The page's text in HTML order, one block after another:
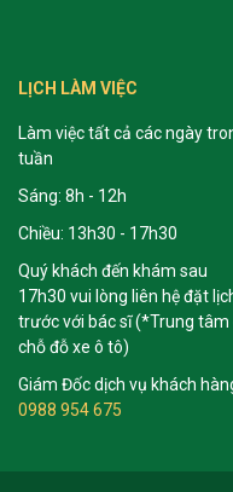
LỊCH LÀM VIỆC
Làm việc tất cả các ngày
tuần
Sáng: 8h - 12h
Chiều: 13h30 - 17h30
Quý khách đến khám sau
17h30 vui lòng liên hệ đặt
trước với bác sĩ (*Trung tâm
chỗ đỗ xe ô tô)
Giám Đốc dịch vụ khách
0988 954 675